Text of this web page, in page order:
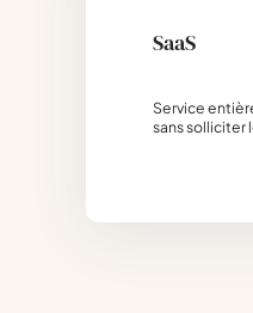
SaaS
Service
sans solliciter